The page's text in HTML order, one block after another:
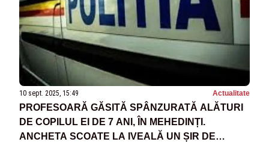
10 sept. 2025, 15:49 Actualitate
PROFESOARĂ GĂSITĂ SPÂNZURATĂ ALĂTURI
DE COPILUL EI DE 7 ANI, ÎN MEHEDINȚI.
ANCHETA SCOATE LA IVEALĂ UN ȘIR DE